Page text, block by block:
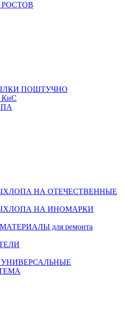
ПОШТУЧНО
НА ОТЕЧЕСТВЕННЫЕ
НА ИНОМАРКИ
для ремонта